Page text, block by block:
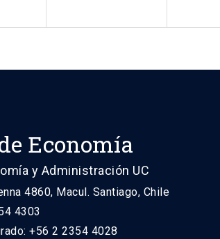
Economía
y Administración UC
4860, Macul. Santiago, Chile
4303
+56 2 2354 4028